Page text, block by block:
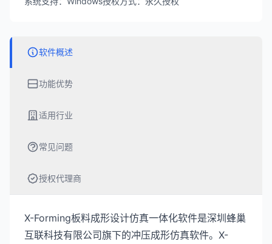
软件概述
功能优势
适用行业
常见问题
授权代理商
X-Forming板料成形设计仿真一体化软件是深圳蜂巢
互联科技有限公司旗下的冲压成形仿真软件。X-